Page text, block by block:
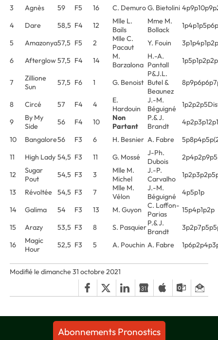
3
Agnès 59 F5 16 C. DemuroG. Bietolini
4
Dare 58,5 F4 12
Mlle L.
Bails
Mme M.
Bollack
1p4p1p5p6p
5
Amazonya57,5 F5 2
Mlle C.
Pacaut
Y. Fouin
3p1p4p1p2p
6
Afterglow57,5 F4 14
M.
Barzalona
H.-A.
Pantall
1p5p1p2p2p
7
Zillione
Sun
57,5 F6 1 G. Benoist
P&J.L.
Butel &
Beaunez
8 Circé 57 F4 4
E.
Hardouin
J.-M.
Béguigné
9
By My
Side
56 F4 10
Non
Partant
P.& J.
Brandt
10
Bangalore56 F3 6 H. Besnier A. Fabre
11
High Lady 54,5 F3 11 G. Mossé
J-Ph.
Dubois
12
Sugar
Pout
54,5 F3 3
Mlle M.
Michel
J.-P.
Carvalho
13
Révoltée 54,5 F3 7
Mlle M.
Vélon
J.-M.
Béguigné
4p5p1p
14
Galima 54 F3 13 M. Guyon
C. Laffon-
Parias
15p4p1p2p
15
Arazy 53,5 F3 8 S. PasquierP.& J.
Brandt
16
Magic
Hour
52,5 F3 5 A. Pouchin A. Fabre
Modifié le dimanche 31 octobre 2021
Abonnements Pronostics